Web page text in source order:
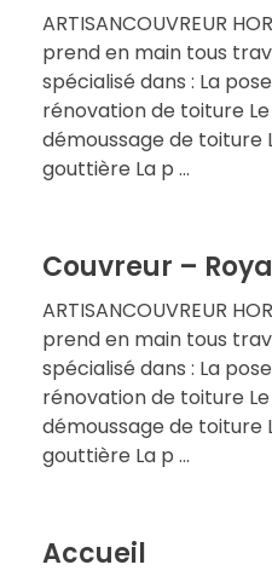
ARTISANCOUVREUR
prend en main tous
spécialisé dans : La
rénovation de toiture
démoussage de toiture
gouttière La p ...
Couvreur –
ARTISANCOUVREUR
prend en main tous
spécialisé dans : La
rénovation de toiture
démoussage de toiture
gouttière La p ...
Accueil